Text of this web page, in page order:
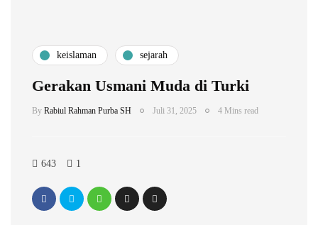
keislaman sejarah
Gerakan Usmani Muda di Turki
By Rabiul Rahman Purba SH Juli 31, 2025 4 Mins read
643 1